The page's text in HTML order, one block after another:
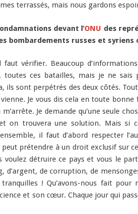
terrassés, mais nous gardons
devant l’ONU des
bombardements russes et syriens
faut vérifier. Beaucoup
toutes ces batailles, mais je ne
ils sont perpétrés des deux côtés.
vienne. Je vous dis cela en toute
m’arrête. Je demande qu’une seule
on trouvera une solution. Mais si
il faut d’abord respecter
peut prétendre à un droit exclusif sur
voulez détruire ce pays et vous le
d’argent, de corruption, de
! Qu’avons-nous fait
et son cœur. Chaque jour qui